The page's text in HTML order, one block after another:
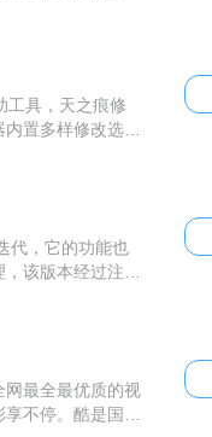
工具，天之痕修
内置多样修改选
代，它的功能也
该版本经过注册
网最全最优质的视
不停。酷是国内